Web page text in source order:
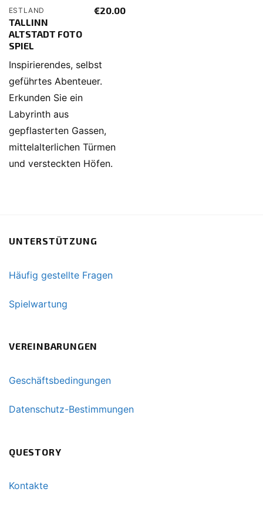
ESTLAND
TALLINN
ALTSTADT FOTO
SPIEL
€20.00
Inspirierendes, selbst
geführtes Abenteuer.
Erkunden Sie ein
Labyrinth aus
gepflasterten Gassen,
mittelalterlichen Türmen
und versteckten Höfen.
UNTERSTÜTZUNG
Häufig gestellte Fragen
Spielwartung
VEREINBARUNGEN
Geschäftsbedingungen
Datenschutz-Bestimmungen
QUESTORY
Kontakte